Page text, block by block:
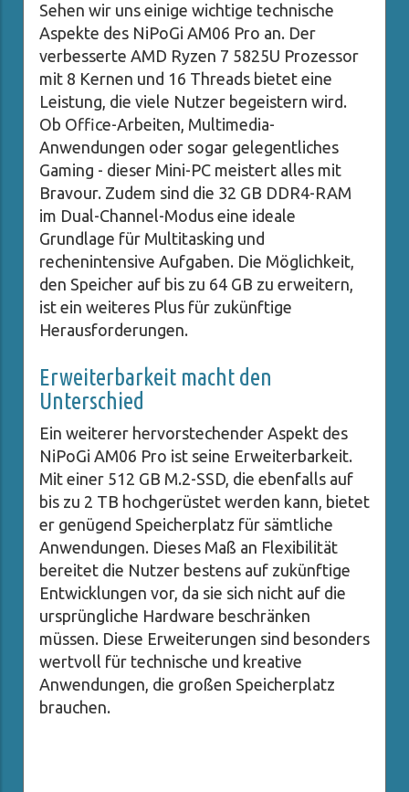
Sehen wir uns einige wichtige technische
Aspekte des NiPoGi AM06 Pro an. Der
verbesserte AMD Ryzen 7 5825U Prozessor
mit 8 Kernen und 16 Threads bietet eine
Leistung, die viele Nutzer begeistern wird.
Ob Office-Arbeiten, Multimedia-
Anwendungen oder sogar gelegentliches
Gaming - dieser Mini-PC meistert alles mit
Bravour. Zudem sind die 32 GB DDR4-RAM
im Dual-Channel-Modus eine ideale
Grundlage für Multitasking und
rechenintensive Aufgaben. Die Möglichkeit,
den Speicher auf bis zu 64 GB zu erweitern,
ist ein weiteres Plus für zukünftige
Herausforderungen.
Erweiterbarkeit macht den
Unterschied
Ein weiterer hervorstechender Aspekt des
NiPoGi AM06 Pro ist seine Erweiterbarkeit.
Mit einer 512 GB M.2-SSD, die ebenfalls auf
bis zu 2 TB hochgerüstet werden kann, bietet
er genügend Speicherplatz für sämtliche
Anwendungen. Dieses Maß an Flexibilität
bereitet die Nutzer bestens auf zukünftige
Entwicklungen vor, da sie sich nicht auf die
ursprüngliche Hardware beschränken
müssen. Diese Erweiterungen sind besonders
wertvoll für technische und kreative
Anwendungen, die großen Speicherplatz
brauchen.